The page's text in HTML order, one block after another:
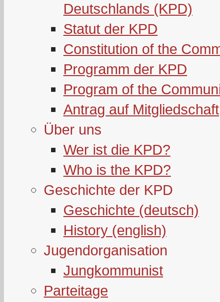
Deutschlands (KPD)
Statut der KPD
Constitution of the
Programm der KPD
Program of the
Antrag auf Mitgliedschaft
Über uns
Wer ist die KPD?
Who is the KPD?
Geschichte der KPD
Geschichte (deutsch)
History (english)
Jugendorganisation
Jungkommunist
Parteitage